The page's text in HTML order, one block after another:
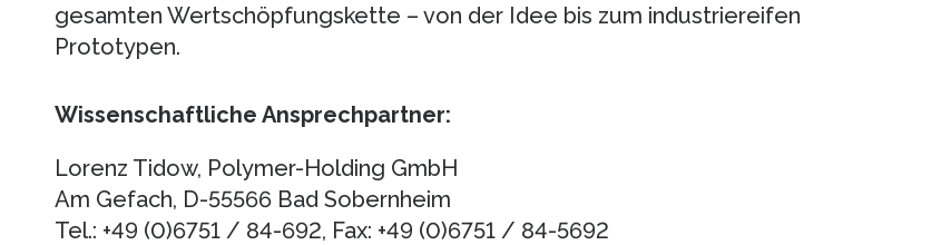
gesamten Wertschöpfungskette – von der Idee bis zum industriereifen
Prototypen.
Wissenschaftliche Ansprechpartner:
Lorenz Tidow, Polymer-Holding GmbH
Am Gefach, D-55566 Bad Sobernheim
Tel.: +49 (0)6751 / 84-692, Fax: +49 (0)6751 / 84-5692